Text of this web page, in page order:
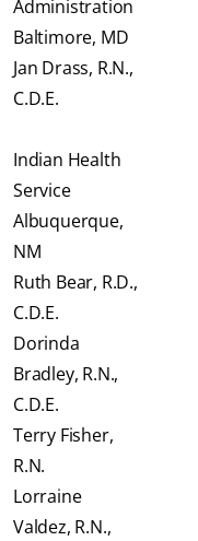
Administration
Baltimore, MD
Jan Drass, R.N.,
C.D.E.
Indian Health
Service
Albuquerque,
NM
Ruth Bear, R.D.,
C.D.E.
Dorinda
Bradley, R.N.,
C.D.E.
Terry Fisher,
R.N.
Lorraine
Valdez, R.N.,